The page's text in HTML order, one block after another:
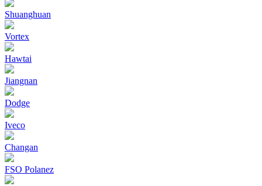
Shuanghuan
Vortex
Hawtai
Jiangnan
Dodge
Iveco
Changan
FSO Polanez